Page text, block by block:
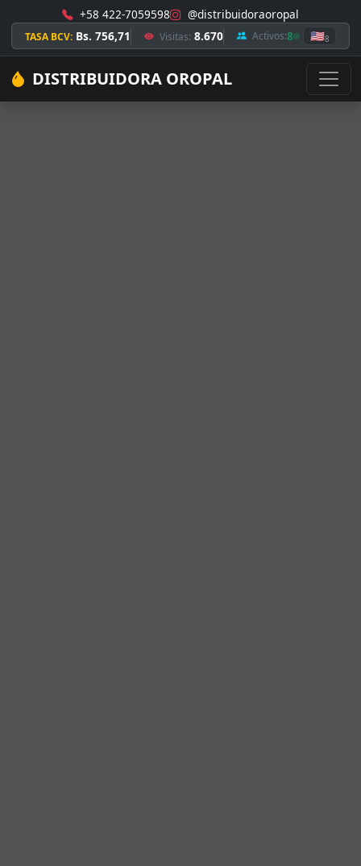
+58 422-7059598 @distribuidoraoropal
TASA BCV: Bs. 756,71 Visitas: 8.670 Activos:8 🇺🇸8
DISTRIBUIDORA OROPAL